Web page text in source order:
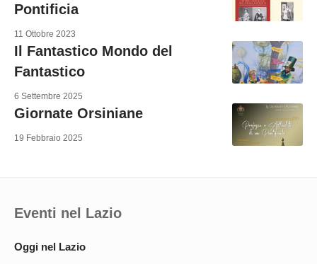
Pontificia
11 Ottobre 2023
Il Fantastico Mondo del
Fantastico
6 Settembre 2025
Giornate Orsiniane
19 Febbraio 2025
Eventi nel Lazio
Oggi nel Lazio